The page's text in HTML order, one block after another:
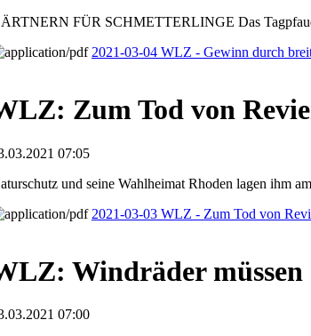
FÜR SCHMETTERLINGE Das
2021-03-04 WLZ - Gewinn durch
Zum Tod von
07:05
und seine Wahlheimat Rhoden lagen ihm
2021-03-03 WLZ - Zum Tod von
Windräder müssen
07:00